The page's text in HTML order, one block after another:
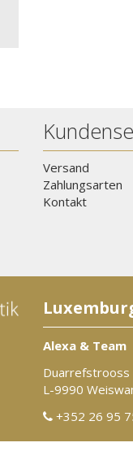
Versand
Zahlungsarten
Kontakt
Alexa & Team
Duarrefstrooss
L-9990
+352 26 95